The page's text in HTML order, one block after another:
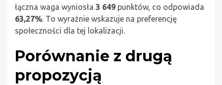
łączna waga wyniosła 3 649 punktów, co odpowiada
63,27%. To wyraźnie wskazuje na preferencję
społeczności dla tej lokalizacji.
Porównanie z drugą
propozycją